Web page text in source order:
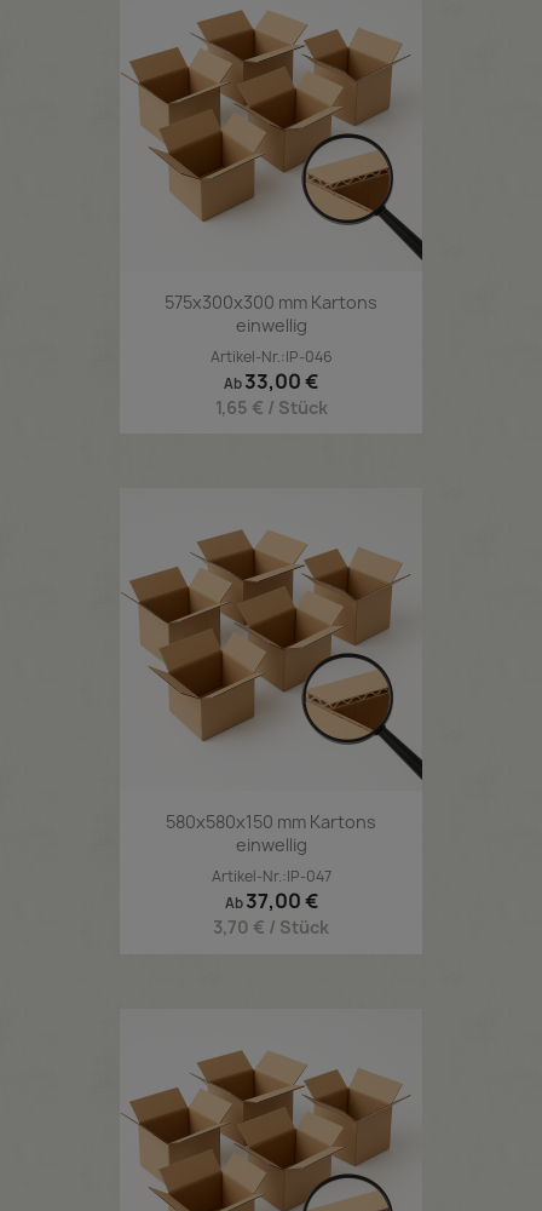
575x300x300 mm Kartons
einwellig
Artikel-Nr.:IP-046
Ab Preis
33,00 €
1,65 € / Stück
580x580x150 mm Kartons
einwellig
Artikel-Nr.:IP-047
Ab Preis
37,00 €
3,70 € / Stück